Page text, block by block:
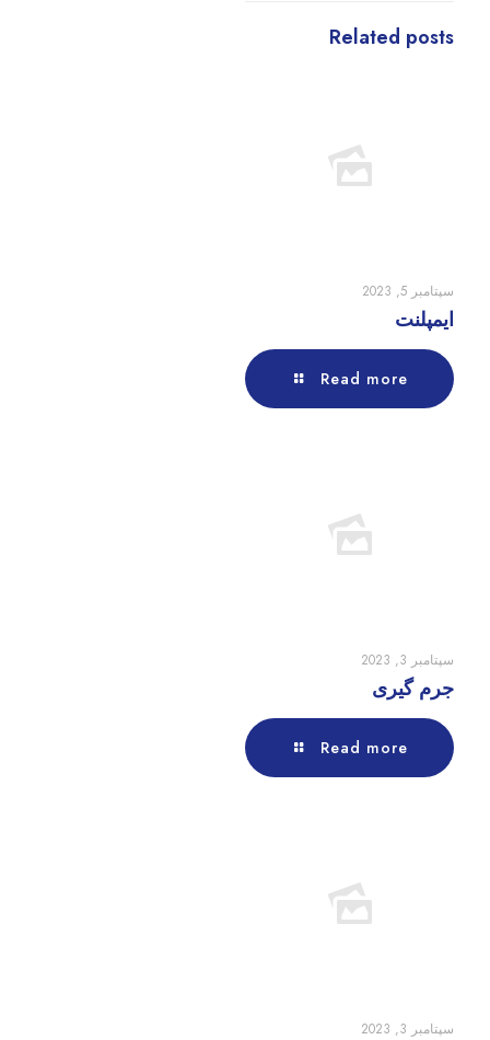
Related posts
سپتامبر 5, 2023
ایمپلنت
Read more
سپتامبر 3, 2023
جرم گیری
Read more
سپتامبر 3, 2023